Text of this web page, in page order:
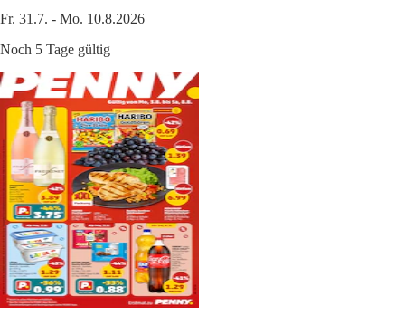
Fr. 31.7. - Mo. 10.8.2026
Noch 5 Tage gültig